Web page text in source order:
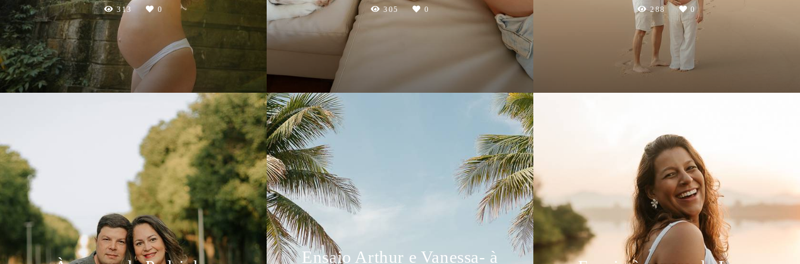
313 0 305 0 288 0
Ensaio Arthur e Vanessa- à